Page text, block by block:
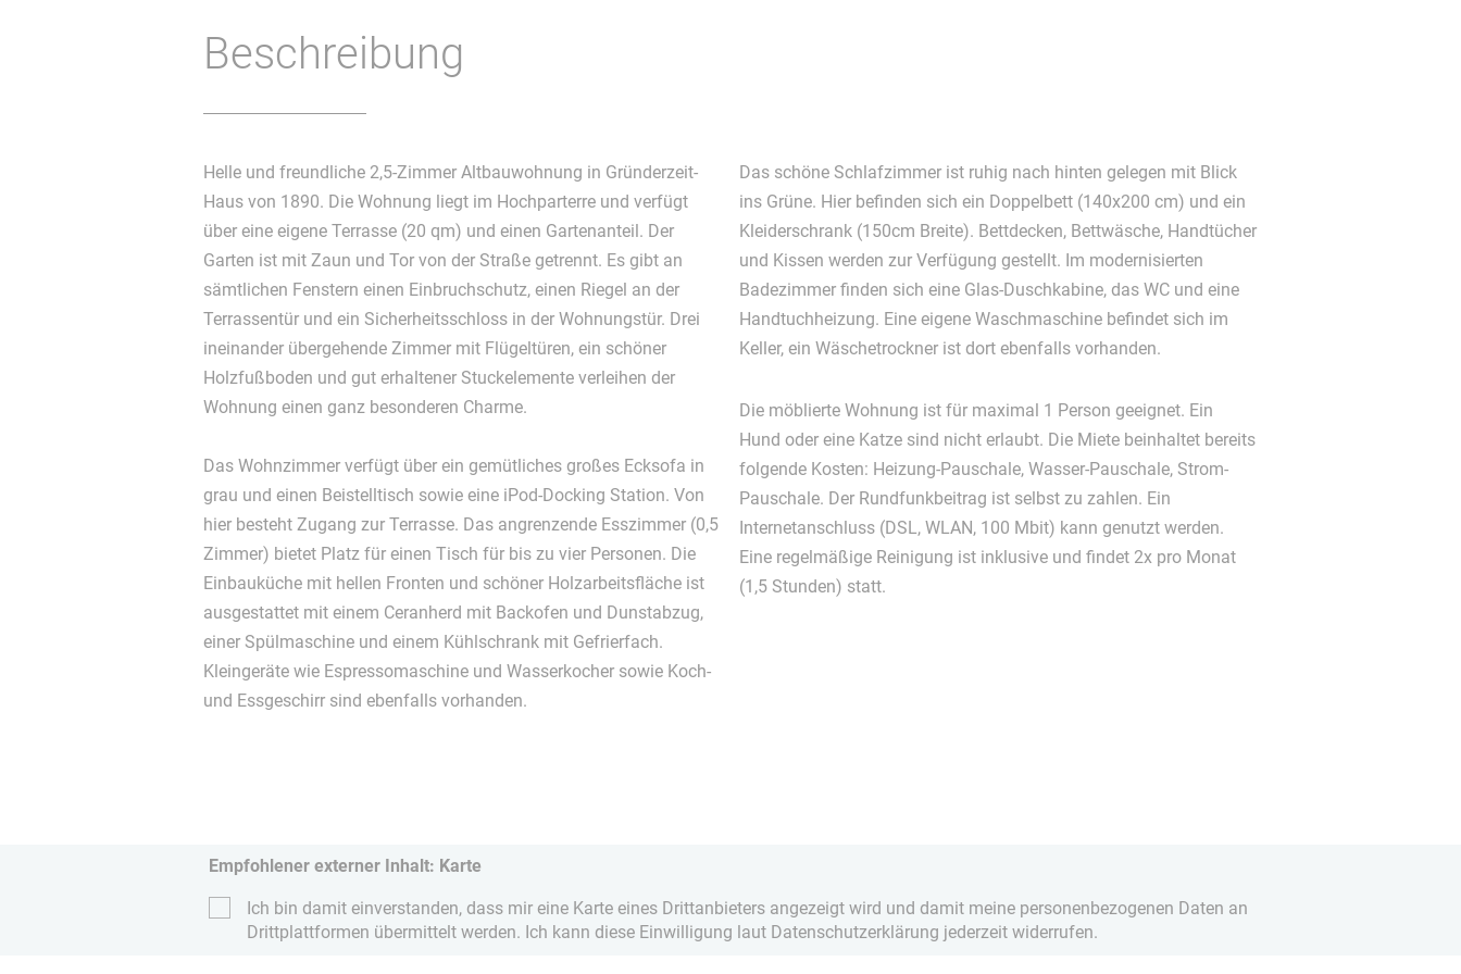
Beschreibung
Helle und freundliche 2,5-Zimmer Altbauwohnung in Gründerzeit-
Haus von 1890. Die Wohnung liegt im Hochparterre und verfügt
über eine eigene Terrasse (20 qm) und einen Gartenanteil. Der
Garten ist mit Zaun und Tor von der Straße getrennt. Es gibt an
sämtlichen Fenstern einen Einbruchschutz, einen Riegel an der
Terrassentür und ein Sicherheitsschloss in der Wohnungstür. Drei
ineinander übergehende Zimmer mit Flügeltüren, ein schöner
Holzfußboden und gut erhaltener Stuckelemente verleihen der
Wohnung einen ganz besonderen Charme.
Das Wohnzimmer verfügt über ein gemütliches großes Ecksofa in
grau und einen Beistelltisch sowie eine iPod-Docking Station. Von
hier besteht Zugang zur Terrasse. Das angrenzende Esszimmer (0,5
Zimmer) bietet Platz für einen Tisch für bis zu vier Personen. Die
Einbauküche mit hellen Fronten und schöner Holzarbeitsfläche ist
ausgestattet mit einem Ceranherd mit Backofen und Dunstabzug,
einer Spülmaschine und einem Kühlschrank mit Gefrierfach.
Kleingeräte wie Espressomaschine und Wasserkocher sowie Koch-
und Essgeschirr sind ebenfalls vorhanden.
Das schöne Schlafzimmer ist ruhig nach hinten gelegen mit Blick
ins Grüne. Hier befinden sich ein Doppelbett (140x200 cm) und ein
Kleiderschrank (150cm Breite). Bettdecken, Bettwäsche, Handtücher
und Kissen werden zur Verfügung gestellt. Im modernisierten
Badezimmer finden sich eine Glas-Duschkabine, das WC und eine
Handtuchheizung. Eine eigene Waschmaschine befindet sich im
Keller, ein Wäschetrockner ist dort ebenfalls vorhanden.
Die möblierte Wohnung ist für maximal 1 Person geeignet. Ein
Hund oder eine Katze sind nicht erlaubt. Die Miete beinhaltet bereits
folgende Kosten: Heizung-Pauschale, Wasser-Pauschale, Strom-
Pauschale. Der Rundfunkbeitrag ist selbst zu zahlen. Ein
Internetanschluss (DSL, WLAN, 100 Mbit) kann genutzt werden.
Eine regelmäßige Reinigung ist inklusive und findet 2x pro Monat
(1,5 Stunden) statt.
Empfohlener externer Inhalt: Karte
Ich bin damit einverstanden, dass mir eine Karte eines Drittanbieters angezeigt wird und damit meine personenbezogenen Daten an
Drittplattformen übermittelt werden. Ich kann diese Einwilligung laut Datenschutzerklärung jederzeit widerrufen.